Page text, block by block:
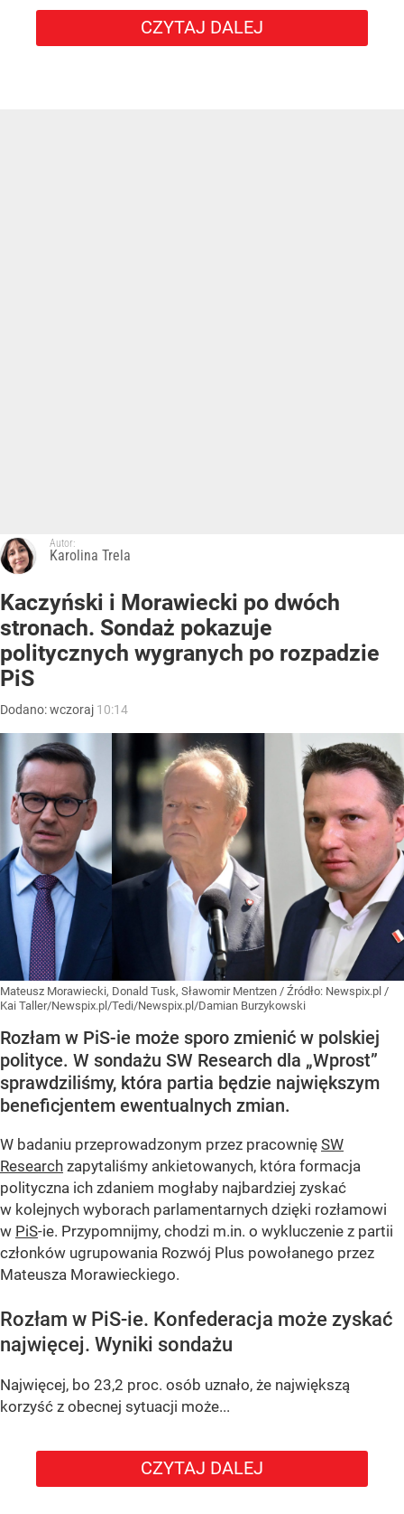
CZYTAJ DALEJ
Autor:
Karolina Trela
Kaczyński i Morawiecki po dwóch
stronach. Sondaż pokazuje
politycznych wygranych po rozpadzie
PiS
Dodano:wczoraj 10:14
Mateusz Morawiecki, Donald Tusk, Sławomir Mentzen / Źródło: Newspix.pl /
Kai Taller/Newspix.pl/Tedi/Newspix.pl/Damian Burzykowski
Rozłam w PiS-ie może sporo zmienić w polskiej
polityce. W sondażu SW Research dla „Wprost”
sprawdziliśmy, która partia będzie największym
beneficjentem ewentualnych zmian.
W badaniu przeprowadzonym przez pracownię SW
Research zapytaliśmy ankietowanych, która formacja
polityczna ich zdaniem mogłaby najbardziej zyskać
w kolejnych wyborach parlamentarnych dzięki rozłamowi
w PiS-ie. Przypomnijmy, chodzi m.in. o wykluczenie z partii
członków ugrupowania Rozwój Plus powołanego przez
Mateusza Morawieckiego.
Rozłam w PiS-ie. Konfederacja może zyskać
najwięcej. Wyniki sondażu
Najwięcej, bo 23,2 proc. osób uznało, że największą
korzyść z obecnej sytuacji może...
CZYTAJ DALEJ